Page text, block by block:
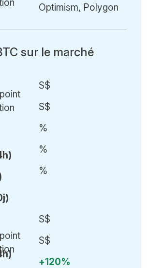
Optimism, Polygon
sur le marché
S$
S$
%
%
%
S$
S$
+120%